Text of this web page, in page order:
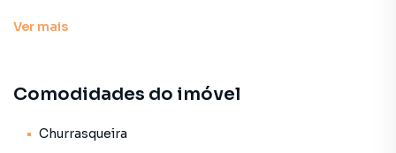
Localização privilegiada: bairro tranquilo, com amplo
- 1 dormitório confortável
Ver mais
Comodidades do imóvel
Churrasqueira